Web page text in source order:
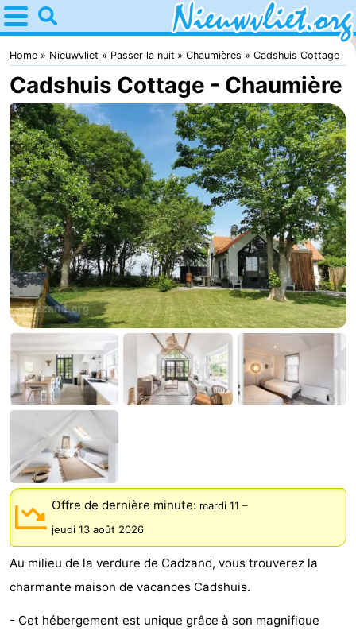
Home
Nieuwvliet
Astuces
Avec
les
enfants
Passer
la
nuit
Appartements
Campings
Chaumières
-
Bad
Meersee
-
Beach
Resort
Nieuwvliet-
Bad
De
Meulinge
-
EuroParcs
Cadzand
Hoogduin
-
Noordzee
Résidence
Cadzand-
Bad
Resort
Nieuwvliet-
Bad
Schoneveld
-
Strand
-
Home Nieuwvliet Passer la nuit Chaumières Cadshuis Cottage
Cadshuis Cottage - Chaumière
Offre de dernière minute: mardi 11 –
jeudi 13 août 2026
Au milieu de la verdure de Cadzand, vous trouverez la
charmante maison de vacances Cadshuis.
- Cet hébergement est unique grâce à son magnifique